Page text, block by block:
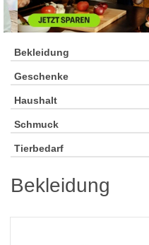
Bekleidung
Geschenke
Haushalt
Schmuck
Tierbedarf
Bekleidung